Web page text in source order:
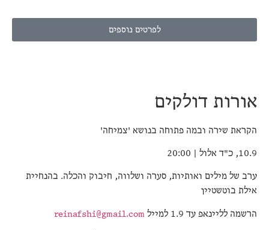
לפרטים נוספים
אורות דולקים
הקראת שירה ובמה פתוחה בנושא 'צמיחה'
10.9, כ"ד אלול | 20:00
ערב של מילים ואותיות, סערה ושלווה, חיבוק והכלה. בהנחיית
אילת בוטשטיין
הרשמה לליינאפ עד 1.9 למייל
reinafshi@gmail.com